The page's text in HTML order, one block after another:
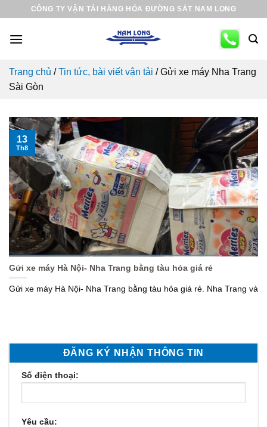
content
CÔNG TY VẬN TẢI HÀNG HÓA ĐƯỜNG SẮT NAM LONG
Trang chủ /Tin tức, bài viết vận tải /Gửi xe máy Nha Trang
Sài Gòn
Gửi xe máy Hà Nội- Nha Trang bằng tàu hỏa giá rẻ
Gửi xe máy Hà Nội- Nha Trang bằng tàu hỏa giá rẻ. Nha Trang và
13
Th8
ĐĂNG KÝ NHẬN THÔNG TIN
Số điện thoại:
Yêu cầu: